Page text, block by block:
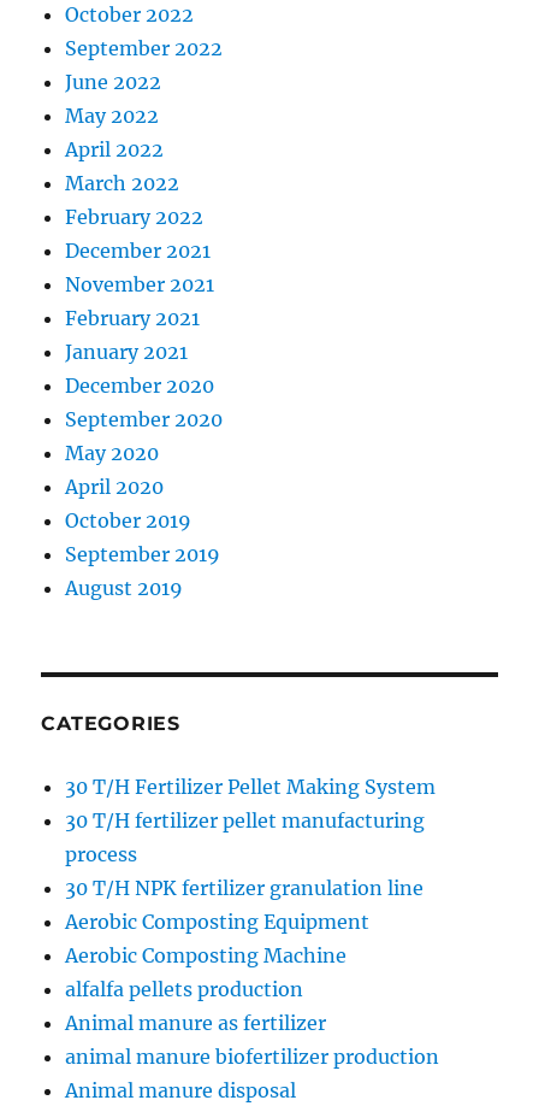
October 2022
September 2022
June 2022
May 2022
April 2022
March 2022
February 2022
December 2021
November 2021
February 2021
January 2021
December 2020
September 2020
May 2020
April 2020
October 2019
September 2019
August 2019
CATEGORIES
30 T/H Fertilizer Pellet Making System
30 T/H fertilizer pellet manufacturing
process
30 T/H NPK fertilizer granulation line
Aerobic Composting Equipment
Aerobic Composting Machine
alfalfa pellets production
Animal manure as fertilizer
animal manure biofertilizer production
Animal manure disposal